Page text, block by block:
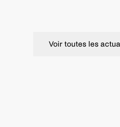
Voir toutes les